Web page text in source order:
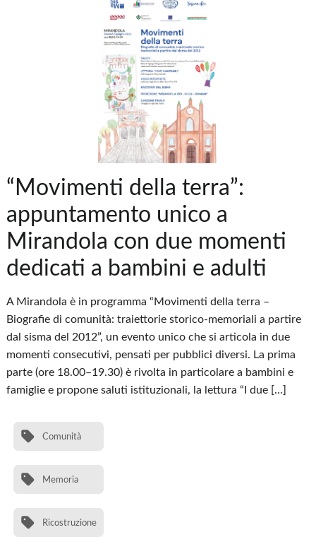
“Movimenti della terra”:
appuntamento unico a
Mirandola con due momenti
dedicati a bambini e adulti
A Mirandola è in programma “Movimenti della terra –
Biografie di comunità: traiettorie storico-memoriali a partire
dal sisma del 2012”, un evento unico che si articola in due
momenti consecutivi, pensati per pubblici diversi. La prima
parte (ore 18.00–19.30) è rivolta in particolare a bambini e
famiglie e propone saluti istituzionali, la lettura “I due […]
Comunità
Memoria
Ricostruzione